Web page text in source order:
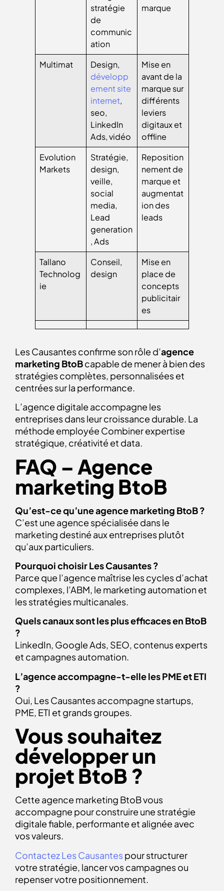
stratégie
de
communic
ation
marque
Multimat
Design,
développ
ement site
internet,
seo,
LinkedIn
Ads, vidéo
Mise en
avant de la
marque sur
différents
leviers
digitaux et
offline
Evolution
Markets
Stratégie,
design,
veille,
social
media,
Lead
generation
, Ads
Reposition
nement de
marque et
augmentat
ion des
leads
Tallano
Technolog
ie
Conseil,
design
Mise en
place de
concepts
publicitair
es
Les Causantes confirme son rôle d’agence
marketing BtoBcapable de mener à bien des
stratégies complètes, personnalisées et
centrées sur la performance.
L’agence digitale accompagne les
entreprises dans leur croissance durable. La
méthode employée Combiner expertise
stratégique, créativité et data.
FAQ – Agence
marketing BtoB
Qu’est-ce qu’une agence marketing BtoB ?
C’est une agence spécialisée dans le
marketing destiné aux entreprises plutôt
qu’aux particuliers.
Pourquoi choisir Les Causantes ?
Parce que l’agence maîtrise les cycles d’achat
complexes, l’ABM, le marketing automation et
les stratégies multicanales.
Quels canaux sont les plus efficaces en BtoB
?
LinkedIn, Google Ads, SEO, contenus experts
et campagnes automation.
L’agence accompagne-t-elle les PME et ETI
?
Oui, Les Causantes accompagne startups,
PME, ETI et grands groupes.
Vous souhaitez
développer un
projet BtoB ?
Cette agence marketing BtoB vous
accompagne pour construire une stratégie
digitale fiable, performante et alignée avec
vos valeurs.
Contactez Les Causantes pour structurer
votre stratégie, lancer vos campagnes ou
repenser votre positionnement.